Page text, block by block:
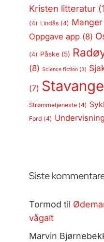
Kristen litteratur
(4) Lindås (4) Manger
Oppgave app(8)
(4) Påske(5)
(8) Science fiction(3)
(7)
Strømmetjeneste(4)
Ford (4) Undervisning
Siste
Tormod til
vågalt
Marvin